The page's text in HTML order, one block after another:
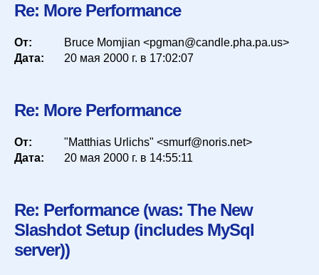
Re: More Performance
От:
Bruce Momjian <pgman@candle.pha.pa.us>
Дата:
20 мая 2000 г. в 17:02:07
Re: More Performance
От:
"Matthias Urlichs" <smurf@noris.net>
Дата:
20 мая 2000 г. в 14:55:11
Re: Performance (was: The New
Slashdot Setup (includes MySql
server))